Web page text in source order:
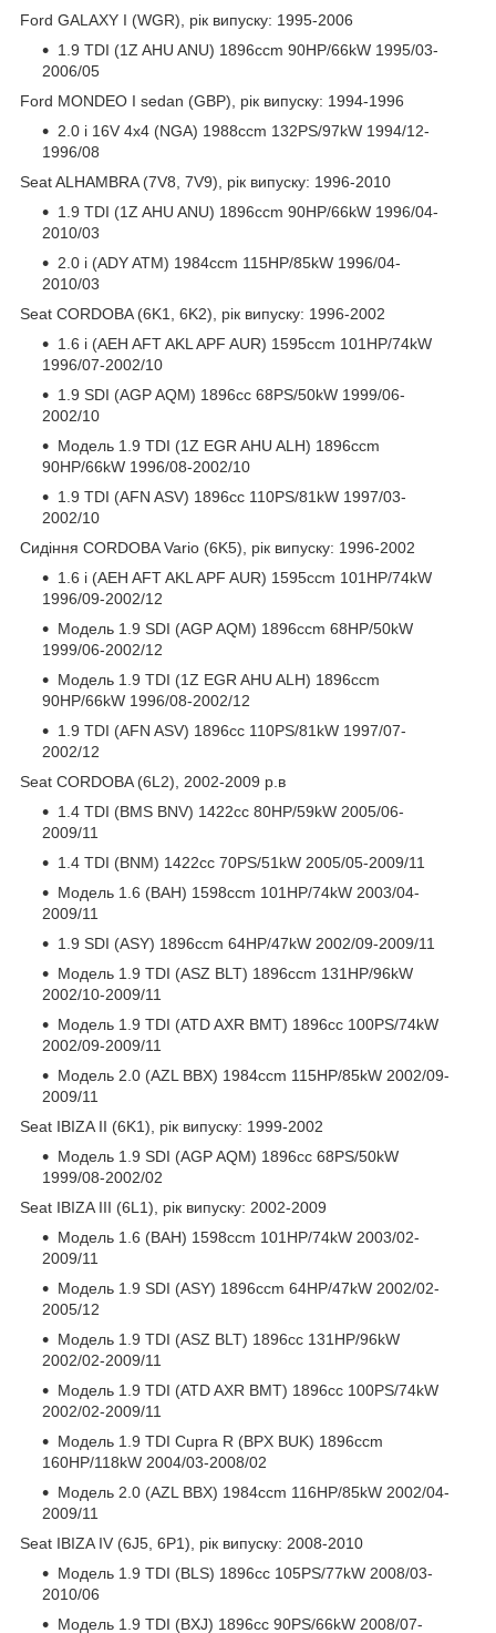
Ford GALAXY I (WGR), рік випуску: 1995-2006
1.9 TDI (1Z AHU ANU) 1896ccm 90HP/66kW 1995/03-
2006/05
Ford MONDEO I sedan (GBP), рік випуску: 1994-1996
2.0 i 16V 4x4 (NGA) 1988ccm 132PS/97kW 1994/12-
1996/08
Seat ALHAMBRA (7V8, 7V9), рік випуску: 1996-2010
1.9 TDI (1Z AHU ANU) 1896ccm 90HP/66kW 1996/04-
2010/03
2.0 i (ADY ATM) 1984ccm 115HP/85kW 1996/04-
2010/03
Seat CORDOBA (6K1, 6K2), рік випуску: 1996-2002
1.6 i (AEH AFT AKL APF AUR) 1595ccm 101HP/74kW
1996/07-2002/10
1.9 SDI (AGP AQM) 1896cc 68PS/50kW 1999/06-
2002/10
Модель 1.9 TDI (1Z EGR AHU ALH) 1896ccm
90HP/66kW 1996/08-2002/10
1.9 TDI (AFN ASV) 1896cc 110PS/81kW 1997/03-
2002/10
Сидіння CORDOBA Vario (6K5), рік випуску: 1996-2002
1.6 i (AEH AFT AKL APF AUR) 1595ccm 101HP/74kW
1996/09-2002/12
Модель 1.9 SDI (AGP AQM) 1896ccm 68HP/50kW
1999/06-2002/12
Модель 1.9 TDI (1Z EGR AHU ALH) 1896ccm
90HP/66kW 1996/08-2002/12
1.9 TDI (AFN ASV) 1896cc 110PS/81kW 1997/07-
2002/12
Seat CORDOBA (6L2), 2002-2009 р.в
1.4 TDI (BMS BNV) 1422cc 80HP/59kW 2005/06-
2009/11
1.4 TDI (BNM) 1422cc 70PS/51kW 2005/05-2009/11
Модель 1.6 (BAH) 1598ccm 101HP/74kW 2003/04-
2009/11
1.9 SDI (ASY) 1896ccm 64HP/47kW 2002/09-2009/11
Модель 1.9 TDI (ASZ BLT) 1896ccm 131HP/96kW
2002/10-2009/11
Модель 1.9 TDI (ATD AXR BMT) 1896cc 100PS/74kW
2002/09-2009/11
Модель 2.0 (AZL BBX) 1984ccm 115HP/85kW 2002/09-
2009/11
Seat IBIZA II (6K1), рік випуску: 1999-2002
Модель 1.9 SDI (AGP AQM) 1896cc 68PS/50kW
1999/08-2002/02
Seat IBIZA III (6L1), рік випуску: 2002-2009
Модель 1.6 (BAH) 1598ccm 101HP/74kW 2003/02-
2009/11
Модель 1.9 SDI (ASY) 1896ccm 64HP/47kW 2002/02-
2005/12
Модель 1.9 TDI (ASZ BLT) 1896cc 131HP/96kW
2002/02-2009/11
Модель 1.9 TDI (ATD AXR BMT) 1896cc 100PS/74kW
2002/02-2009/11
Модель 1.9 TDI Cupra R (BPX BUK) 1896ccm
160HP/118kW 2004/03-2008/02
Модель 2.0 (AZL BBX) 1984ccm 116HP/85kW 2002/04-
2009/11
Seat IBIZA IV (6J5, 6P1), рік випуску: 2008-2010
Модель 1.9 TDI (BLS) 1896cc 105PS/77kW 2008/03-
2010/06
Модель 1.9 TDI (BXJ) 1896cc 90PS/66kW 2008/07-